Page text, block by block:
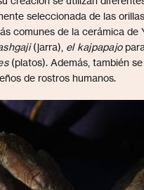
seleccionada de las
comunes de la cerámica de
(jarra), el kajpapajo
(platos). Además, también
de rostros humanos.